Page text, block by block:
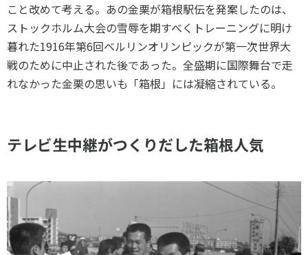
こと改めて考える。あの金栗が箱根駅伝を発案したのは、
ストックホルム大会の雪辱を期すべくトレーニングに明け
暮れた1916年第6回ベルリンオリンピックが第一次世界大
戦のために中止された後であった。全盛期に国際舞台で走
れなかった金栗の思いも「箱根」には凝縮されている。
テレビ生中継がつくりだした箱根人気